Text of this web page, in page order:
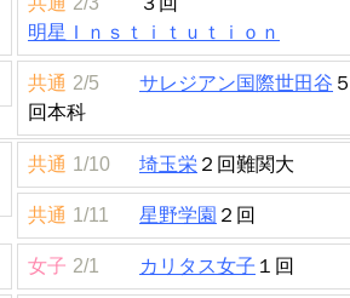
明星Ｉｎｓｔｉｔｕｔｉｏｎ
共通 2/5 サレジアン国際世田谷 ５
回本科
共通 1/10 埼玉栄 ２回難関大
共通 1/11 星野学園 ２回
女子 2/1 カリタス女子 １回